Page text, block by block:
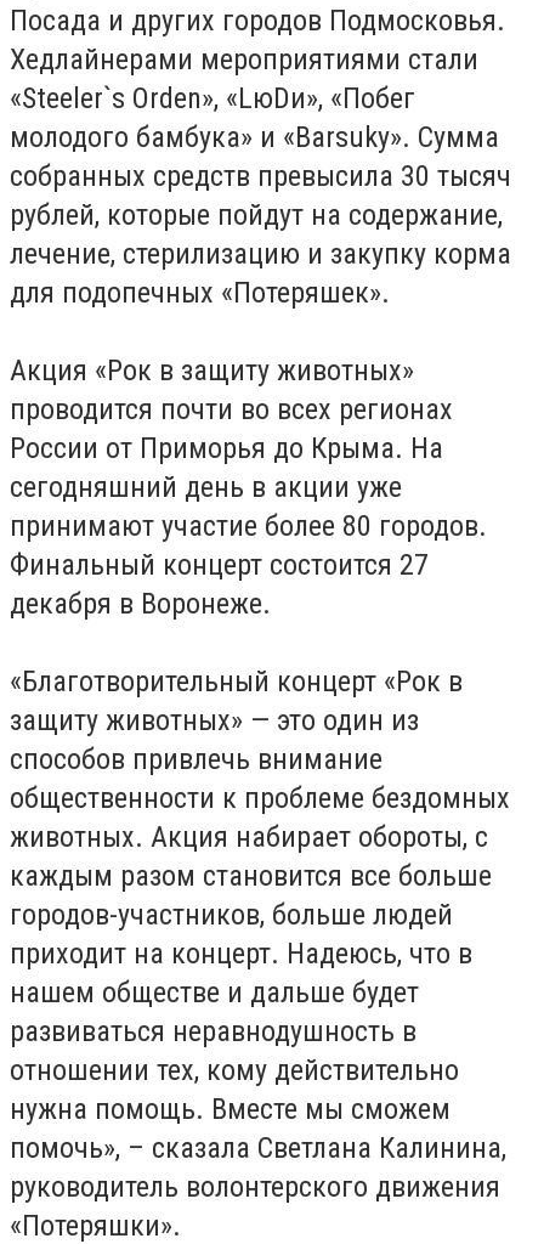
Посада и других городов Подмосковья.
Хедлайнерами мероприятиями стали
«Steeler`s Orden», «LюDи», «Побег
молодого бамбука» и «Barsuky». Сумма
собранных средств превысила 30 тысяч
рублей, которые пойдут на содержание,
лечение, стерилизацию и закупку корма
для подопечных «Потеряшек».
Акция «Рок в защиту животных»
проводится почти во всех регионах
России от Приморья до Крыма. На
сегодняшний день в акции уже
принимают участие более 80 городов.
Финальный концерт состоится 27
декабря в Воронеже.
«Благотворительный концерт «Рок в
защиту животных» — это один из
способов привлечь внимание
общественности к проблеме бездомных
животных. Акция набирает обороты, с
каждым разом становится все больше
городов-участников, больше людей
приходит на концерт. Надеюсь, что в
нашем обществе и дальше будет
развиваться неравнодушность в
отношении тех, кому действительно
нужна помощь. Вместе мы сможем
помочь», – сказала Светлана Калинина,
руководитель волонтерского движения
«Потеряшки».